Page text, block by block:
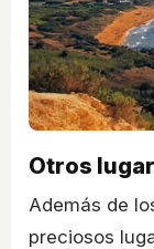
Otros
Además de
preciosos